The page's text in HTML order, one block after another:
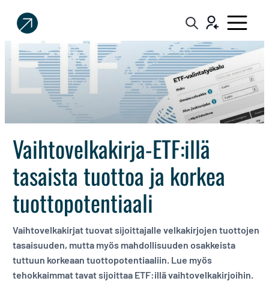
Sijoittaja.fi
Tee
parempia
sijoituspäätöksiä
Vaihtovelkakirja-ETF:illä
tasaista tuottoa ja korkea
tuottopotentiaali
Vaihtovelkakirjat tuovat sijoittajalle velkakirjojen tuottojen
tasaisuuden, mutta myös mahdollisuuden osakkeista
tuttuun korkeaan tuottopotentiaaliin. Lue myös
tehokkaimmat tavat sijoittaa ETF:illä vaihtovelkakirjoihin.